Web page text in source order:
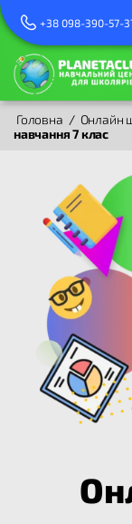
+38 098-390-57-
Головна / Онлайн
навчання 7 клас​